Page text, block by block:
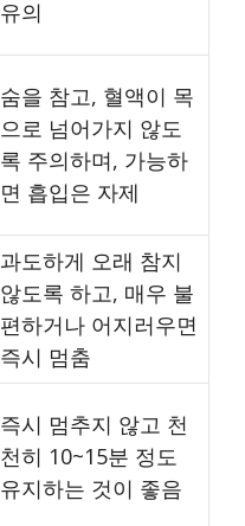
유의
숨을 참고, 혈액이 목
으로 넘어가지 않도
록 주의하며, 가능하
면 흡입은 자제
과도하게 오래 참지
않도록 하고, 매우 불
편하거나 어지러우면
즉시 멈춤
즉시 멈추지 않고 천
천히 10~15분 정도
유지하는 것이 좋음